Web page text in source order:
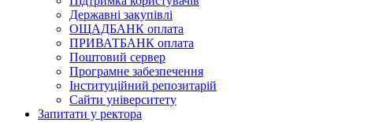
Державні закупівлі
ОЩАДБАНК оплата
ПРИВАТБАНК оплата
Поштовий сервер
Програмне забезпечення
Інституційний репозитарій
Сайти університету
Запитати у ректора